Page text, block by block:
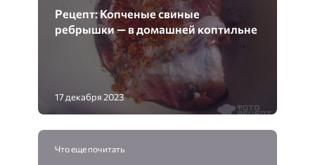
Рецепт: Копченые свиные
ребрышки — в домашней коптильне
17 декабря 2023
Что еще почитать